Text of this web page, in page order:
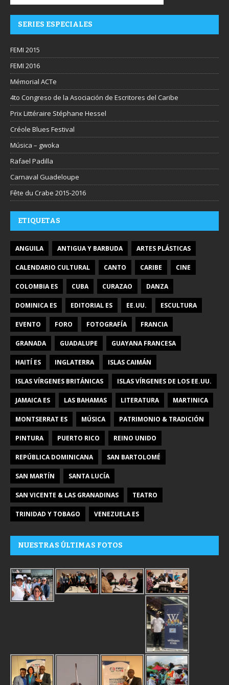
SERIES ESPECIALES
FEMI 2015
FEMI 2016
Mémorial ACTe
4to Congreso de la Asociación de Escritores del Caribe
Prix Littéraire Stéphane Hessel
Créole Blues Festival
Música – gwoka
Rafael Padilla
Carnaval Guadeloupe
Fête du Crabe 2015-2016
ETIQUETAS
ANGUILA ANTIGUA Y BARBUDA ARTES PLÁSTICAS
CALENDARIO CULTURAL CANTO CARIBE CINE
COLOMBIA ES CUBA CURAZAO DANZA
DOMINICA ES EDITORIAL ES EE.UU. ESCULTURA
EVENTO FORO FOTOGRAFÍA FRANCIA
GRANADA GUADALUPE GUAYANA FRANCESA
HAITÍ ES INGLATERRA ISLAS CAIMÁN
ISLAS VÍRGENES BRITÁNICAS ISLAS VÍRGENES DE LOS EE.UU.
JAMAICA ES LAS BAHAMAS LITERATURA MARTINICA
MONTSERRAT ES MÚSICA PATRIMONIO & TRADICIÓN
PINTURA PUERTO RICO REINO UNIDO
REPÚBLICA DOMINICANA SAN BARTOLOMÉ
SAN MARTÍN SANTA LUCÍA
SAN VICENTE & LAS GRANADINAS TEATRO
TRINIDAD Y TOBAGO VENEZUELA ES
NUESTRAS ÚLTIMAS FOTOS